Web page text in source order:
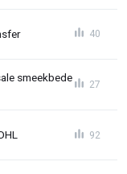
40
smeekbede
27
92